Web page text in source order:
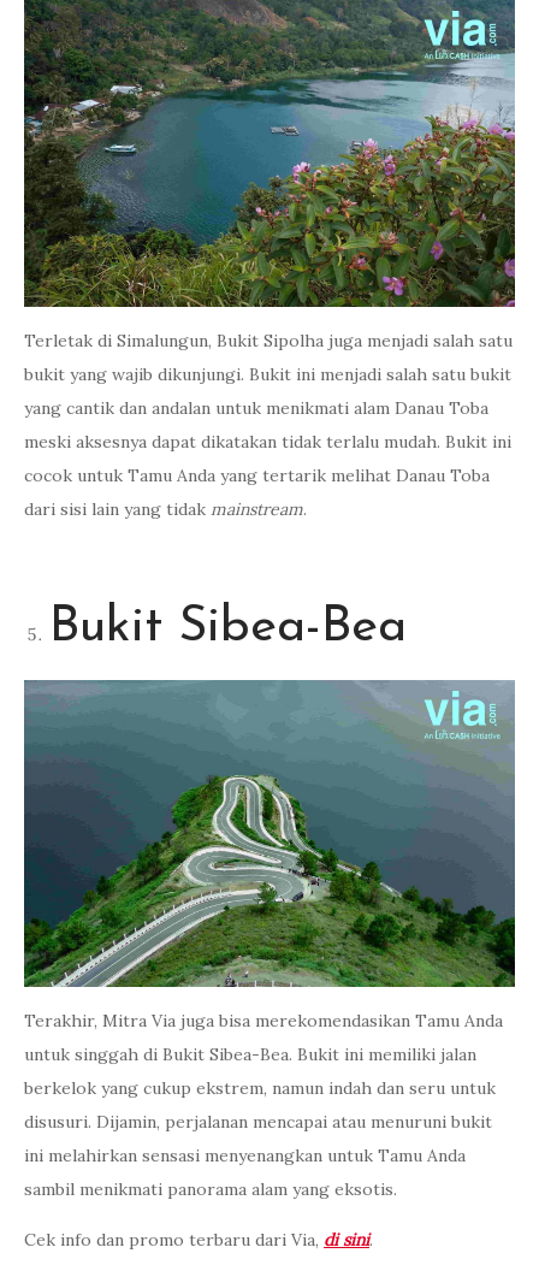
Terletak di Simalungun, Bukit Sipolha juga menjadi salah satu
bukit yang wajib dikunjungi. Bukit ini menjadi salah satu bukit
yang cantik dan andalan untuk menikmati alam Danau Toba
meski aksesnya dapat dikatakan tidak terlalu mudah. Bukit ini
cocok untuk Tamu Anda yang tertarik melihat Danau Toba
dari sisi lain yang tidak mainstream.
Bukit Sibea-Bea
Terakhir, Mitra Via juga bisa merekomendasikan Tamu Anda
untuk singgah di Bukit Sibea-Bea. Bukit ini memiliki jalan
berkelok yang cukup ekstrem, namun indah dan seru untuk
disusuri. Dijamin, perjalanan mencapai atau menuruni bukit
ini melahirkan sensasi menyenangkan untuk Tamu Anda
sambil menikmati panorama alam yang eksotis.
Cek info dan promo terbaru dari Via, di sini.